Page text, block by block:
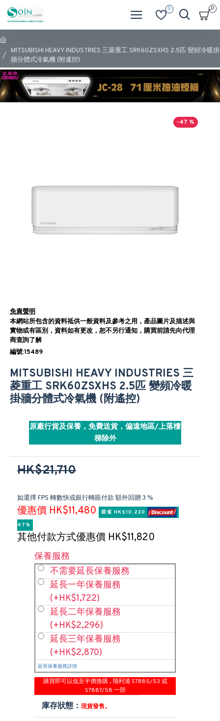
0 0
MITSUBISHI HEAVY INDUSTRIES 三菱重工 SRK60ZSXHS 2.5匹 變頻冷暖掛
牆分體式冷氣機 (附遙控)
-47 %
免責聲明
本網站所包含的資料祗供一般資料及參考之用，產品圖片及描述與
實物或有區別，資料如有更改，恕不另行通知，購買前請先向代理
商查詢了解
編號:15489
MITSUBISHI HEAVY INDUSTRIES 三
菱重工 SRK60ZSXHS 2.5匹 變頻冷暖
掛牆分體式冷氣機 (附遙控)
原廠行貨及保養，免費送貨，偏遠地區/上落樓
梯除外
HK$21,710
如選擇 FPS 轉數快或銀行轉賬付款 額外回贈 3 %
優惠價 HK$11,480
節省 HK$10,230
47%
其他付款方式優惠價 HK$11,820
保養服務
不需要延長保養服務
延長一年保養服務
(+HK$1,722)
延長二年保養服務
(+HK$2,296)
延長三年保養服務
(+HK$2,870)
延長保養服務詳情
購買即可以低至半價換購 , 飛利浦 S7885/53 或
S7887/58 一部
庫存狀態： 現貨發售。